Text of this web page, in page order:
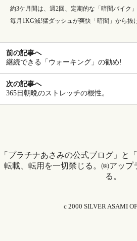
約3ケ月間は、週2回、定期的な「暗闇バイク」
毎月1KG減!猛ダッシュが爽快「暗闇」から抜
前の記事へ
継続できる「ウォーキング」の勧め!
次の記事へ
365日朝晩のストレッチの根性。
「プラチナあさみの公式ブログ」と
転載、転用を一切禁じる。㈱アップ
る。
c 2000 SILVER ASAMI